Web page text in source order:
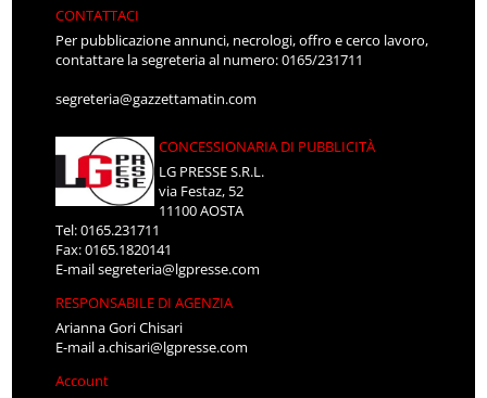
CONTATTACI
Per pubblicazione annunci, necrologi, offro e cerco lavoro,
contattare la segreteria al numero: 0165/231711
segreteria@gazzettamatin.com
CONCESSIONARIA DI PUBBLICITÀ
LG PRESSE S.R.L.
via Festaz, 52
11100 AOSTA
Tel: 0165.231711
Fax: 0165.1820141
E-mailsegreteria@lgpresse.com
RESPONSABILE DI AGENZIA
Arianna Gori Chisari
E-maila.chisari@lgpresse.com
Account